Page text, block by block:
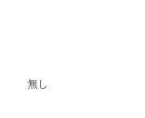
無し